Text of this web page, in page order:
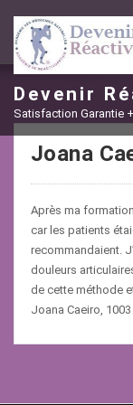
content
Devenir
Satisfaction Garantie
Joana
Après ma
car les patients
recommandaient.
douleurs
de cette méthode
Joana Caeiro,